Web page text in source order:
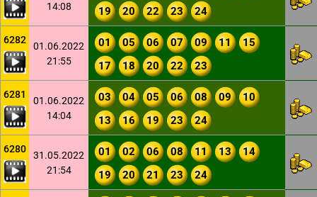
14:08
19
20 22 23 24
6282
01.06.2022
21:55
01 05 06 07 09 11
15
17
18 20 22 23
6281
01.06.2022
14:04
03 04 05 06 08 09
10
13
16 19 23 24
6280
31.05.2022
21:54
01 02 06 08 11 13
14
19
20 21 23 24